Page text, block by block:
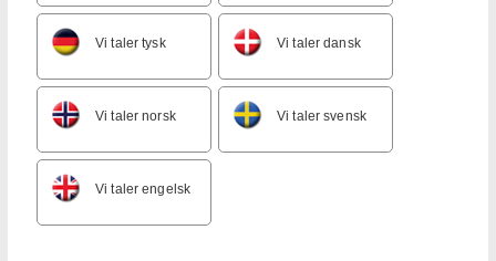
Vi taler tysk Vi taler dansk
Vi taler norsk Vi taler svensk
Vi taler engelsk